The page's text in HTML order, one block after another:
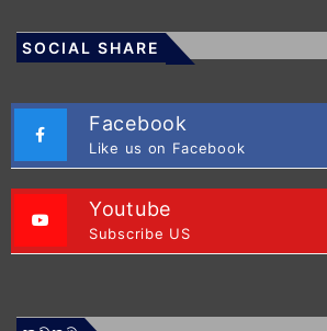
SOCIAL SHARE
Facebook
Like us on Facebook
Youtube
Subscribe US